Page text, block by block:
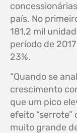
país. No
181,2 mil
período de
23%.
“Quando se
crescimento
que um pico
efeito
muito grande